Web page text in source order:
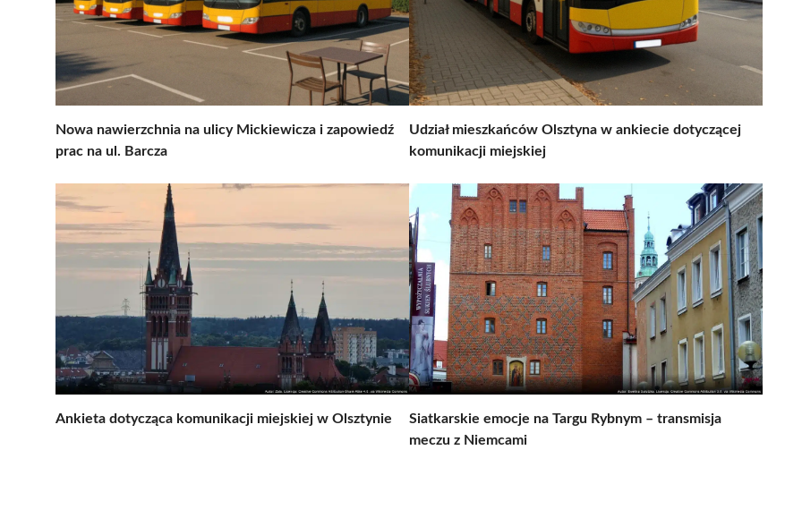
Nowa nawierzchnia na ulicy Mickiewicza i zapowiedź
prac na ul. Barcza
Udział mieszkańców Olsztyna w ankiecie dotyczącej
komunikacji miejskiej
Ankieta dotycząca komunikacji miejskiej w Olsztynie
Siatkarskie emocje na Targu Rybnym – transmisja
meczu z Niemcami